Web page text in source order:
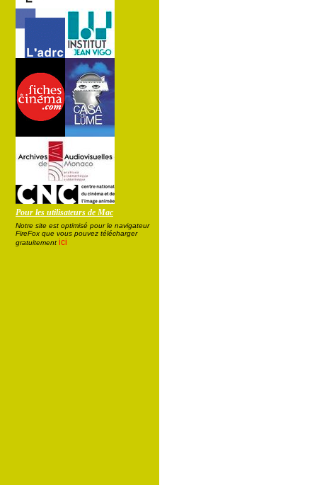
Pour les utilisateurs de Mac
Notre site est optimisé pour le navigateur
FireFox que vous pouvez télécharger
gratuitement ici